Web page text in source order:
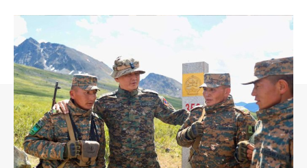
Contact us
Subscription Plans
My account